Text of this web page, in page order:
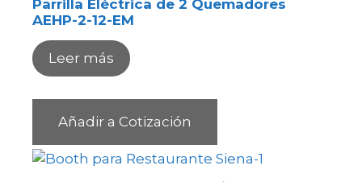
Parrilla Eléctrica de 2 Quemadores
AEHP-2-12-EM
Leer más
Añadir a Cotización